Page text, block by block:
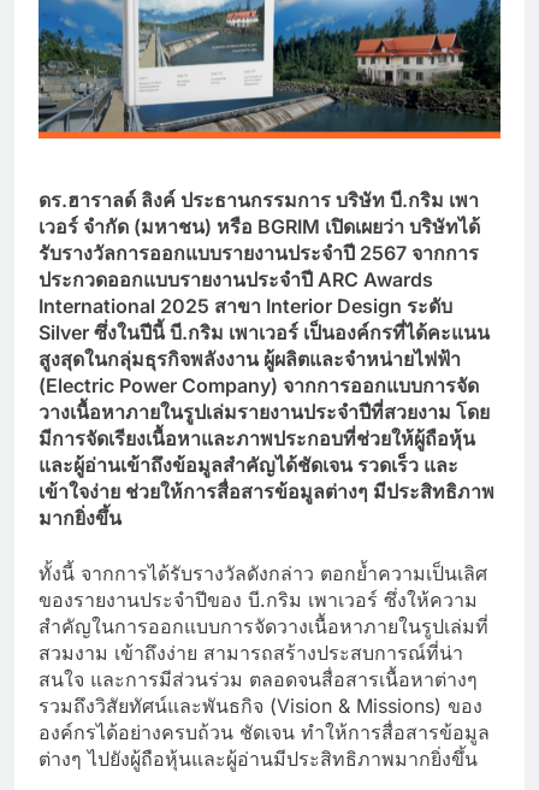
ดร.ฮาราลด์ ลิงค์ ประธานกรรมการ บริษัท บี.กริม เพา
เวอร์ จำกัด (มหาชน) หรือ BGRIM เปิดเผยว่า บริษัทได้
รับรางวัลการออกแบบรายงานประจำปี 2567 จากการ
ประกวดออกแบบรายงานประจำปี ARC Awards
International 2025 สาขา Interior Design ระดับ
Silver ซึ่งในปีนี้ บี.กริม เพาเวอร์ เป็นองค์กรที่ได้คะแนน
สูงสุดในกลุ่มธุรกิจพลังงาน ผู้ผลิตและจำหน่ายไฟฟ้า
(Electric Power Company) จากการออกแบบการจัด
วางเนื้อหาภายในรูปเล่มรายงานประจำปีที่สวยงาม โดย
มีการจัดเรียงเนื้อหาและภาพประกอบที่ช่วยให้ผู้ถือหุ้น
และผู้อ่านเข้าถึงข้อมูลสำคัญได้ชัดเจน รวดเร็ว และ
เข้าใจง่าย ช่วยให้การสื่อสารข้อมูลต่างๆ มีประสิทธิภาพ
มากยิ่งขึ้น
ทั้งนี้ จากการได้รับรางวัลดังกล่าว ตอกย้ำความเป็นเลิศ
ของรายงานประจำปีของ บี.กริม เพาเวอร์ ซึ่งให้ความ
สำคัญในการออกแบบการจัดวางเนื้อหาภายในรูปเล่มที่
สวมงาม เข้าถึงง่าย สามารถสร้างประสบการณ์ที่น่า
สนใจ และการมีส่วนร่วม ตลอดจนสื่อสารเนื้อหาต่างๆ
รวมถึงวิสัยทัศน์และพันธกิจ (Vision & Missions) ของ
องค์กรได้อย่างครบถ้วน ชัดเจน ทำให้การสื่อสารข้อมูล
ต่างๆ ไปยังผู้ถือหุ้นและผู้อ่านมีประสิทธิภาพมากยิ่งขึ้น